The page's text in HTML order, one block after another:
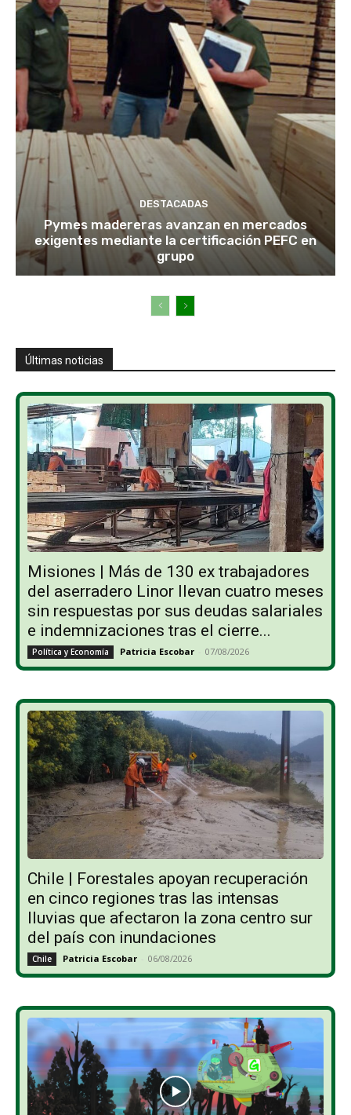
DESTACADAS
Pymes madereras avanzan en mercados
exigentes mediante la certificación PEFC en
grupo
Últimas noticias
Misiones | Más de 130 ex trabajadores
del aserradero Linor llevan cuatro meses
sin respuestas por sus deudas salariales
e indemnizaciones tras el cierre...
Política y Economía Patricia Escobar - 07/08/2026
Chile | Forestales apoyan recuperación
en cinco regiones tras las intensas
lluvias que afectaron la zona centro sur
del país con inundaciones
Chile Patricia Escobar - 06/08/2026